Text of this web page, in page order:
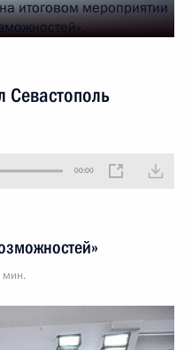
Севастополь
00:00
мин.